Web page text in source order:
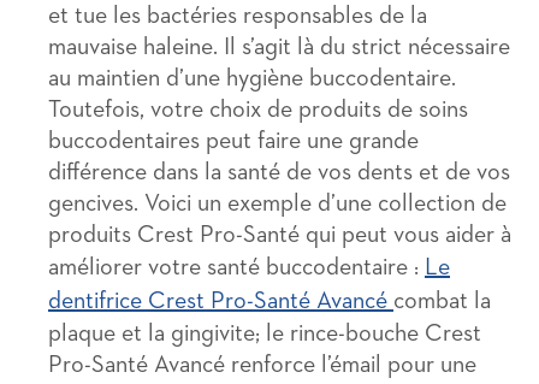
et tue les bactéries responsables de la
mauvaise haleine. Il s’agit là du strict nécessaire
au maintien d’une hygiène buccodentaire.
Toutefois, votre choix de produits de soins
buccodentaires peut faire une grande
différence dans la santé de vos dents et de vos
gencives. Voici un exemple d’une collection de
produits Crest Pro-Santé qui peut vous aider à
améliorer votre santé buccodentaire : Le
dentifrice Crest Pro-Santé Avancé combat la
plaque et la gingivite; le rince-bouche Crest
Pro-Santé Avancé renforce l’émail pour une